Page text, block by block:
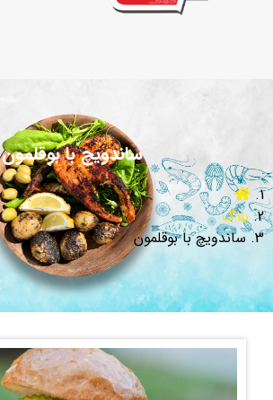
ساندویچ با بوقلمون
بلاگ
ساندویچ با بوقلمون